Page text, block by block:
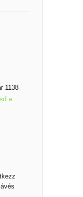
1138
a